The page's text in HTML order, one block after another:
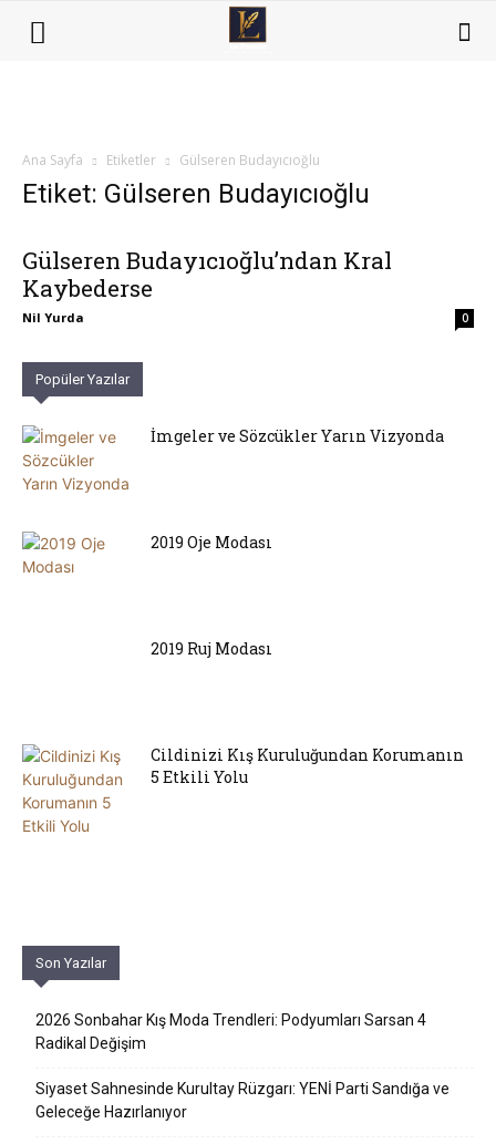
Ana Sayfa Etiketler Gülseren Budayıcıoğlu
Etiket: Gülseren Budayıcıoğlu
Gülseren Budayıcıoğlu’ndan Kral
Kaybederse
Nil Yurda 0
Popüler Yazılar
İmgeler ve Sözcükler Yarın Vizyonda
2019 Oje Modası
2019 Ruj Modası
Cildinizi Kış Kuruluğundan Korumanın
5 Etkili Yolu
Son Yazılar
2026 Sonbahar Kış Moda Trendleri: Podyumları Sarsan 4
Radikal Değişim
Siyaset Sahnesinde Kurultay Rüzgarı: YENİ Parti Sandığa ve
Geleceğe Hazırlanıyor